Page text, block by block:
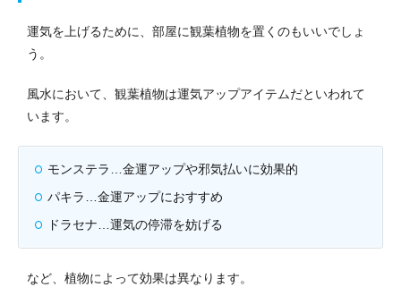
運気を上げるために、部屋に観葉植物を置くのもいいでしょ
う。
風水において、観葉植物は運気アップアイテムだといわれて
います。
モンステラ…金運アップや邪気払いに効果的
パキラ…金運アップにおすすめ
ドラセナ…運気の停滞を妨げる
など、植物によって効果は異なります。